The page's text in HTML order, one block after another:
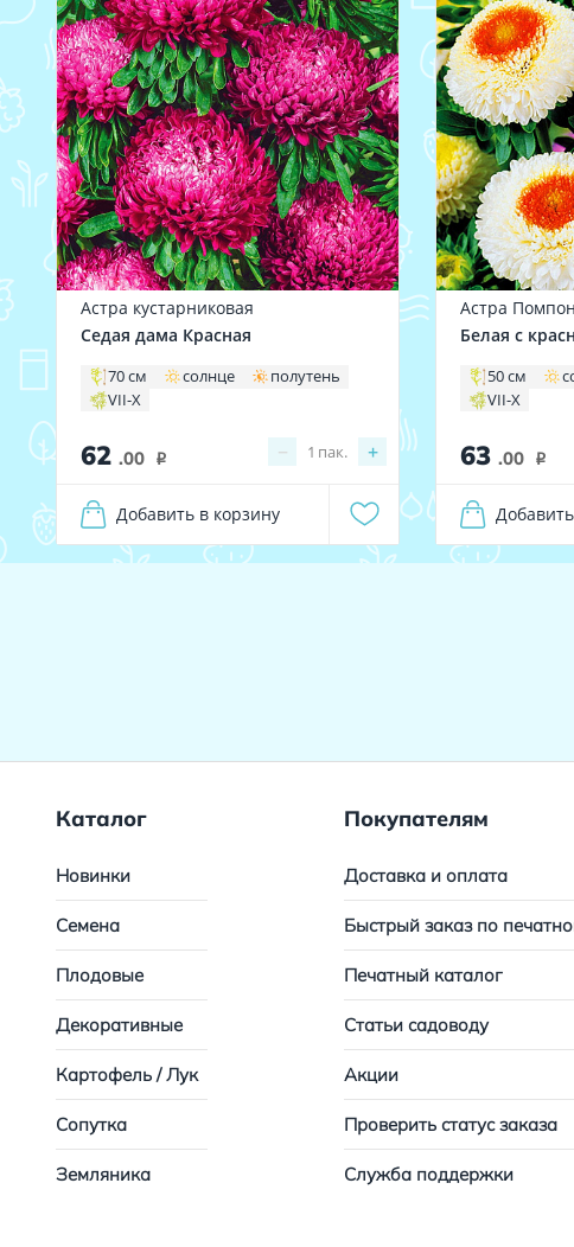
Астра кустарниковая
Седая дама Красная
70 см солнце
полутень
VII-X
62 .00 i − +
1 пак.
Добавить в корзину
Астра
Белая с
50 см
VII-X
63 .00 i
Каталог
Новинки
Семена
Плодовые
Декоративные
Картофель / Лук
Сопутка
Земляника
Покупателям
Доставка и оплата
Быстрый заказ по
Печатный каталог
Статьи садоводу
Акции
Проверить статус заказа
Служба поддержки